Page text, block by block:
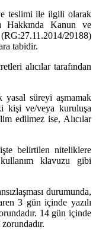
ve teslimi ile ilgili olarak
Hakkında Kanun ve
29188)
tabidir.
alıcılar tarafından
yasal süreyi aşmamak
kişi ve/veya kuruluşa
edilmez ise, Alıcılar
belirtilen niteliklere
klavuzu gibi
durumunda,
3 gün içinde yazılı
14 gün içinde